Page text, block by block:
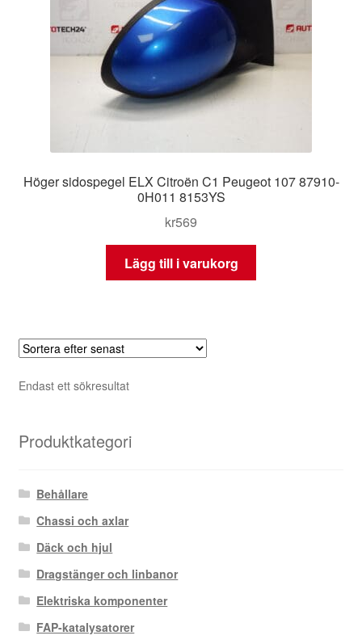
Reklamationsprocedur
Transport
Villkor
Höger sidospegel ELX Citroën C1 Peugeot 107 87910-
0H011 8153YS
kr569
Lägg till i varukorg
Endast ett sökresultat
Produktkategori
Behållare
Chassi och axlar
Däck och hjul
Dragstänger och linbanor
Elektriska komponenter
FAP-katalysatorer